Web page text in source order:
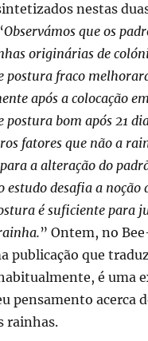
nestas
Observámos que os
originárias de
postura fraco
após a colocação
postura bom após 21
fatores que não a
a alteração do
estudo desafia a noção
é suficiente para
” Ontem, no
publicação que
é uma
pensamento acerca
rainhas.